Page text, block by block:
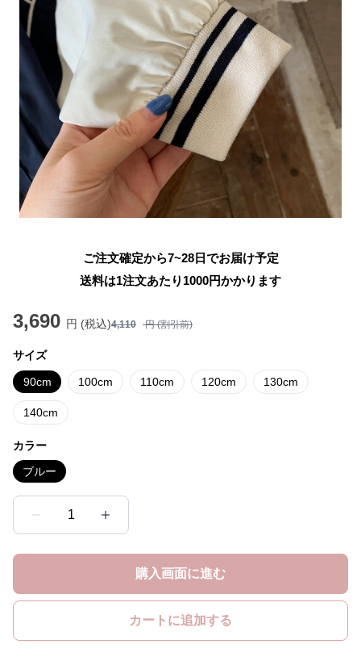
ご注文確定から7~28日でお届け予定
送料は1注文あたり 1000円かかります
3,690 円 (税込)4,110 円 (割引前)
サイズ
90cm 100cm 110cm 120cm 130cm
140cm
カラー
ブルー
1
購入画面に進む
カートに追加する